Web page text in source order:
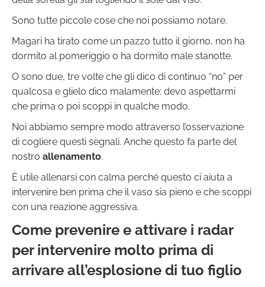
Sono tutte piccole cose che noi possiamo notare.
Magari ha tirato come un pazzo tutto il giorno, non ha
dormito al pomeriggio o ha dormito male stanotte.
O sono due, tre volte che gli dico di continuo “no” per
qualcosa e glielo dico malamente: devo aspettarmi
che prima o poi scoppi in qualche modo.
Noi abbiamo sempre modo attraverso l’osservazione
di cogliere questi segnali. Anche questo fa parte del
nostro allenamento.
È utile allenarsi con calma perché questo ci aiuta a
intervenire ben prima che il vaso sia pieno e che scoppi
con una reazione aggressiva.
Come prevenire e attivare i radar
per intervenire molto prima di
arrivare all’esplosione di tuo figlio